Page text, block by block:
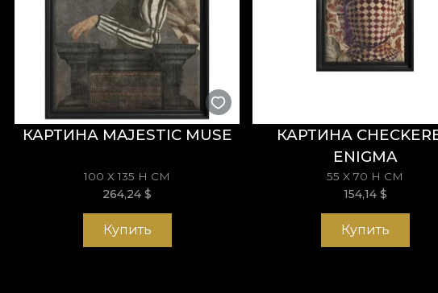
КАРТИНА MAJESTIC MUSE
100 X 135 H СМ
264,24$
Купить
КАРТИНА
ENIGMA
55 X 70 H СМ
154,14 $
Купить